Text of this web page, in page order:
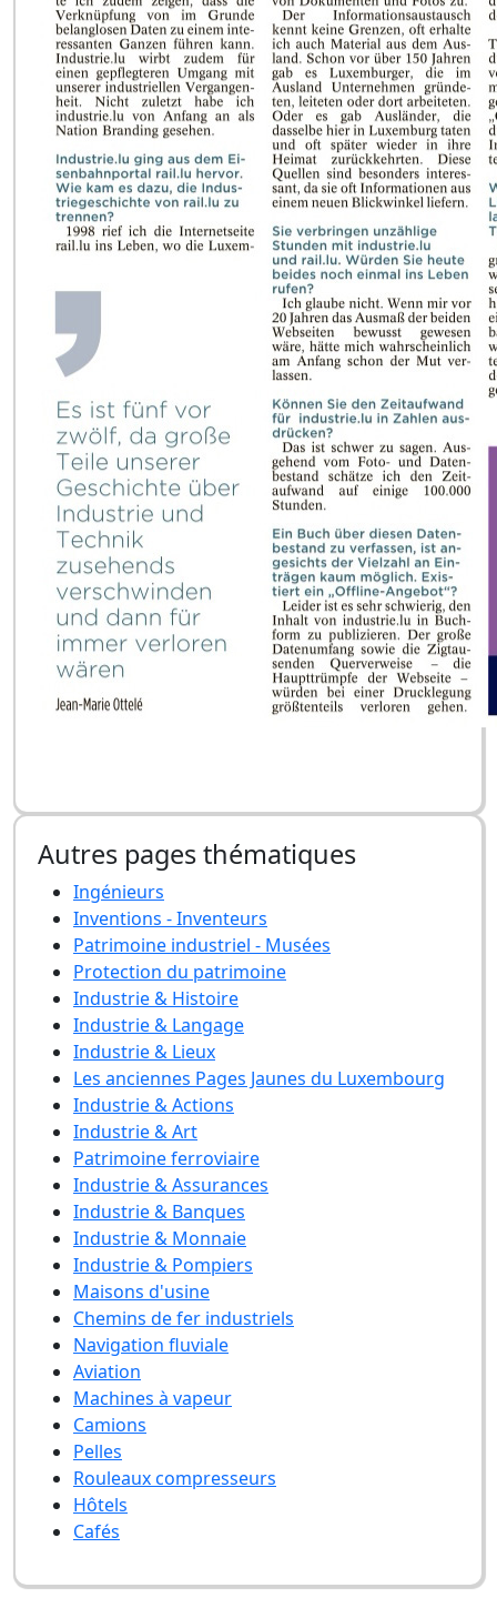
Autres pages thématiques
Ingénieurs
Inventions - Inventeurs
Patrimoine industriel - Musées
Protection du patrimoine
Industrie & Histoire
Industrie & Langage
Industrie & Lieux
Les anciennes Pages Jaunes du Luxembourg
Industrie & Actions
Industrie & Art
Patrimoine ferroviaire
Industrie & Assurances
Industrie & Banques
Industrie & Monnaie
Industrie & Pompiers
Maisons d'usine
Chemins de fer industriels
Navigation fluviale
Aviation
Machines à vapeur
Camions
Pelles
Rouleaux compresseurs
Hôtels
Cafés